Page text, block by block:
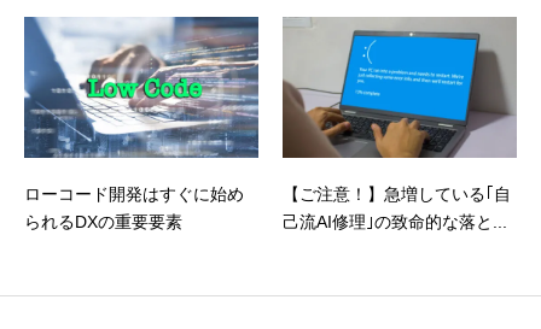
ローコード開発はすぐに始め
られるDXの重要要素
【ご注意！】急増している｢自
己流AI修理｣の致命的な落と...